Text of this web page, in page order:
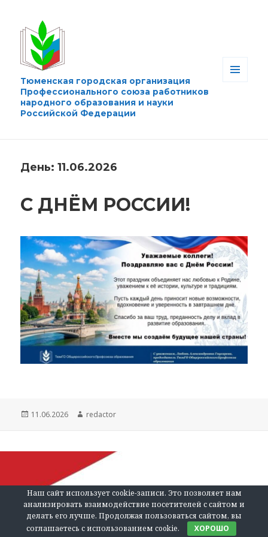
Тюменская городская организация
Профессионального союза работников
народного образования и науки
Российской Федерации
День:11.06.2026
С ДНЁМ РОССИИ!
Опубликовано
11.06.2026 Автор
redactor
Наш сайт использует cookie-записи. Это позволяет нам
анализировать взаимодействие посетителей с сайтом и
делать его лучше. Продолжая пользоваться сайтом, вы
соглашаетесь с использованием cookie.
ХОРОШО